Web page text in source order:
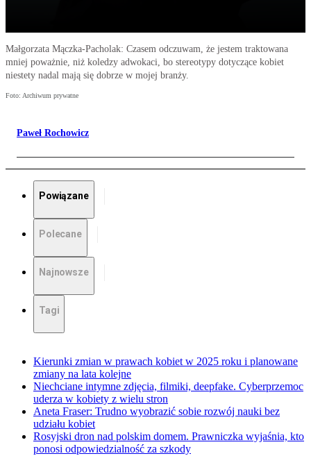
Małgorzata Mączka-Pacholak: Czasem odczuwam, że jestem traktowana
mniej poważnie, niż koledzy adwokaci, bo stereotypy dotyczące kobiet
niestety nadal mają się dobrze w mojej branży.
Foto: Archiwum prywatne
Paweł Rochowicz
Powiązane
Polecane
Najnowsze
Tagi
Kierunki zmian w prawach kobiet w 2025 roku i planowane
zmiany na lata kolejne
Niechciane intymne zdjęcia, filmiki, deepfake. Cyberprzemoc
uderza w kobiety z wielu stron
Aneta Fraser: Trudno wyobrazić sobie rozwój nauki bez
udziału kobiet
Rosyjski dron nad polskim domem. Prawniczka wyjaśnia, kto
ponosi odpowiedzialność za szkody